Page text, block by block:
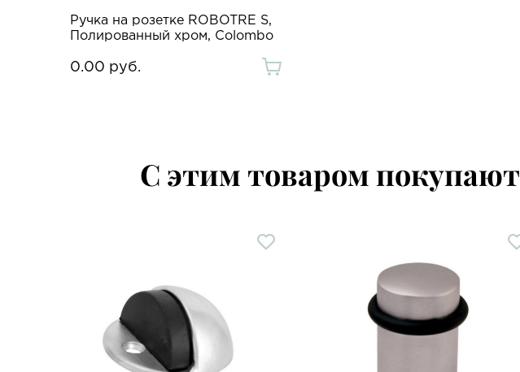
Ручка на розетке ROBOTRE S,
Полированный хром, Colombo
0.00 руб.
С этим товаром покупают